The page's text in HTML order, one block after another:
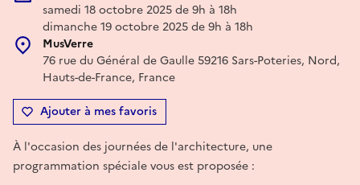
samedi 18 octobre 2025 de 9h à 18h
dimanche 19 octobre 2025 de 9h à 18h
MusVerre
76 rue du Général de Gaulle 59216 Sars-Poteries, Nord,
Hauts-de-France, France
Ajouter à mes favoris
À l'occasion des journées de l'architecture, une
programmation spéciale vous est proposée :